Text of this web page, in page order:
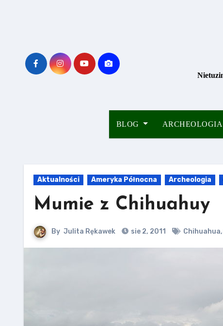
BLOG ARCHEOLOGIA
Aktualności Ameryka Północna Archeologia
Mumie z Chihuahuy
By Julita Rękawek sie 2, 2011 Chihuahua,